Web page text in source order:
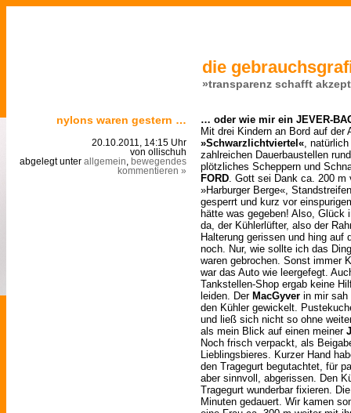
die
»transparenz schafft
nylons waren gestern …
20.10.2011, 14:15 Uhr
von ollischuh
abgelegt unter allgemein
bewegendes
kommentieren »
… oder wie mir ein JEVER-
Mit drei Kindern an Bord auf der
»Schwarzlichtviertel« ,
zahlreichen Dauerbaustellen
plötzliches Scheppern und
FORD . Gott sei Dank ca. 200
»Harburger Berge«,
gesperrt und kurz vor
hätte was gegeben! Also, Glück
da, der Kühlerlüfter, also der
Halterung gerissen und hing auf
noch. Nur, wie sollte ich das
waren gebrochen. Sonst immer
war das Auto wie leergefegt.
Tankstellen-Shop ergab keine
leiden. Der MacGyver in mir sah
den Kühler gewickelt.
und ließ sich nicht so ohne
als mein Blick auf einen meiner
Noch frisch verpackt, als
Lieblingsbieres. Kurzer Hand
den Tragegurt begutachtet, für
aber sinnvoll, abgerissen. Den
Tragegurt wunderbar fixieren.
Minuten gedauert. Wir kamen